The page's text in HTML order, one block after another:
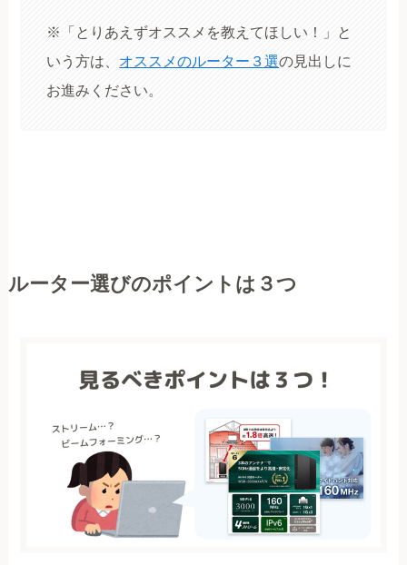
※「とりあえずオススメを教えてほしい！」と
いう方は、 オススメのルーター３選の見出しに
お進みください。
ルーター選びのポイントは３つ